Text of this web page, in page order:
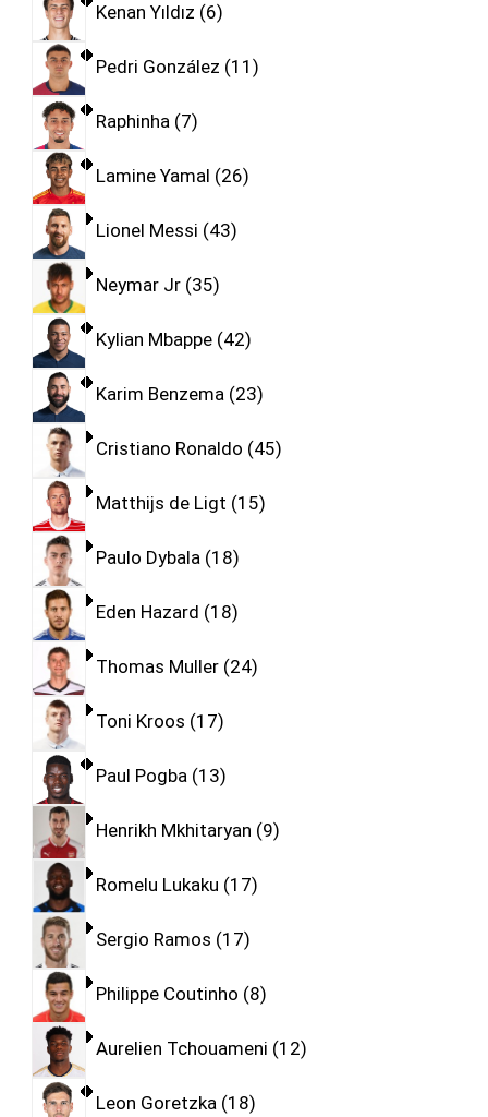
Kenan Yıldız 6
Pedri González 11
Raphinha 7
Lamine Yamal 26
Lionel Messi 43
Neymar Jr 35
Kylian Mbappe 42
Karim Benzema 23
Cristiano Ronaldo 45
Matthijs de Ligt 15
Paulo Dybala 18
Eden Hazard 18
Thomas Muller 24
Toni Kroos 17
Paul Pogba 13
Henrikh Mkhitaryan 9
Romelu Lukaku 17
Sergio Ramos 17
Philippe Coutinho 8
Aurelien Tchouameni 12
Leon Goretzka 18